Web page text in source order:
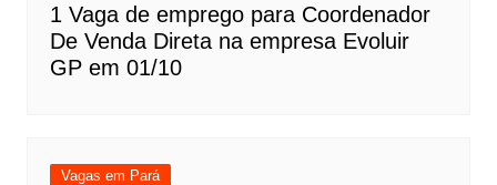
1 Vaga de emprego para Coordenador
De Venda Direta na empresa Evoluir
GP em 01/10
Vagas em Pará